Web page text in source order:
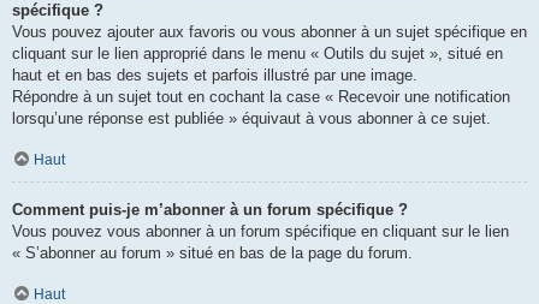
spécifique ?
Vous pouvez ajouter aux favoris ou vous abonner à un sujet spécifique en
cliquant sur le lien approprié dans le menu « Outils du sujet », situé en
haut et en bas des sujets et parfois illustré par une image.
Répondre à un sujet tout en cochant la case « Recevoir une notification
lorsqu’une réponse est publiée » équivaut à vous abonner à ce sujet.
Haut
Comment puis-je m’abonner à un forum spécifique ?
Vous pouvez vous abonner à un forum spécifique en cliquant sur le lien
« S’abonner au forum » situé en bas de la page du forum.
Haut